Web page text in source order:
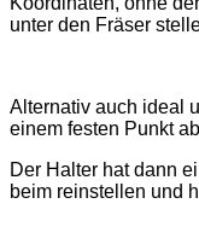
unter den Fräser
Alternativ auch ideal
einem festen Punkt
Der Halter hat dann
beim reinstellen und